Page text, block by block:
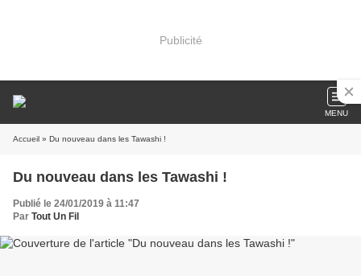
Publicité
MENU
Accueil » Du nouveau dans les Tawashi !
Du nouveau dans les Tawashi !
Publié le 24/01/2019 à 11:47
Par Tout Un Fil